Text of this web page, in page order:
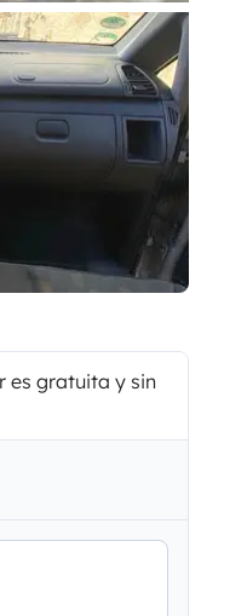
es gratuita y sin